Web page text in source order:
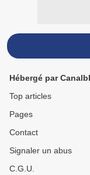
Hébergé par
Top articles
Pages
Contact
Signaler un abus
C.G.U.